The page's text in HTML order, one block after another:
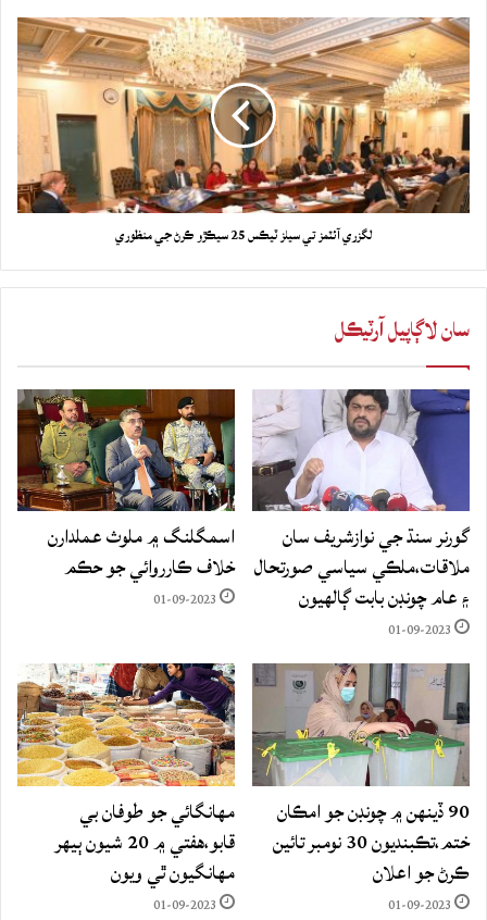
لگزري آئٽمز تي سيلز ٽيڪس 25 سيڪڙو ڪرڻ جي منظوري
سان لاڳاپيل آرٽيڪل
گورنر سنڌ جي نوازشريف سان
ملاقات،ملڪي سياسي صورتحال
۽ عام چونڊن بابت ڳالهيون
01-09-2023
اسمگلنگ ۾ ملوث عملدارن
خلاف ڪارروائي جو حڪم
01-09-2023
90 ڏينهن ۾ چونڊن جو امڪان
ختم،تڪبنديون 30 نومبر تائين
ڪرڻ جو اعلان
01-09-2023
مهانگائي جو طوفان بي
قابو،هفتي ۾ 20 شيون ٻيهر
مهانگيون ٿي ويون
01-09-2023